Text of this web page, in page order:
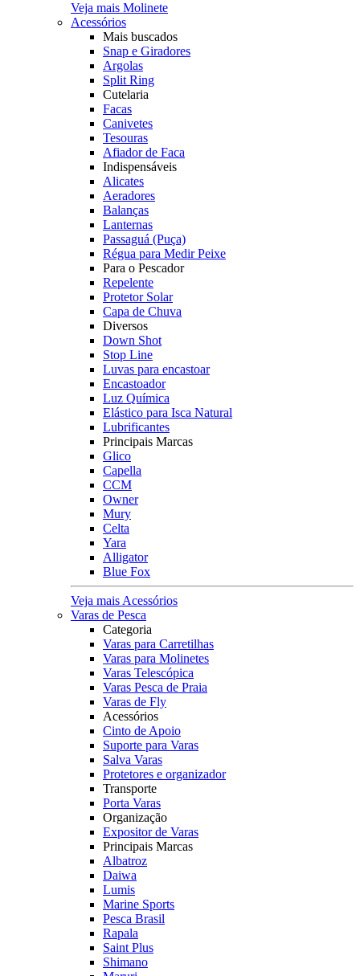
Veja mais Molinete
Acessórios
Mais buscados
Snap e Giradores
Argolas
Split Ring
Cutelaria
Facas
Canivetes
Tesouras
Afiador de Faca
Indispensáveis
Alicates
Aeradores
Balanças
Lanternas
Passaguá (Puça)
Régua para Medir Peixe
Para o Pescador
Repelente
Protetor Solar
Capa de Chuva
Diversos
Down Shot
Stop Line
Luvas para encastoar
Encastoador
Luz Química
Elástico para Isca Natural
Lubrificantes
Principais Marcas
Glico
Capella
CCM
Owner
Mury
Celta
Yara
Alligator
Blue Fox
Veja mais Acessórios
Varas de Pesca
Categoria
Varas para Carretilhas
Varas para Molinetes
Varas Telescópica
Varas Pesca de Praia
Varas de Fly
Acessórios
Cinto de Apoio
Suporte para Varas
Salva Varas
Protetores e organizador
Transporte
Porta Varas
Organização
Expositor de Varas
Principais Marcas
Albatroz
Daiwa
Lumis
Marine Sports
Pesca Brasil
Rapala
Saint Plus
Shimano